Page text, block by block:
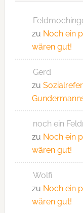
zu Noch ein
wären gut!
Gerd
zu
noch ein
zu Noch ein
wären gut!
Wolfi
zu Noch ein
wären gut!